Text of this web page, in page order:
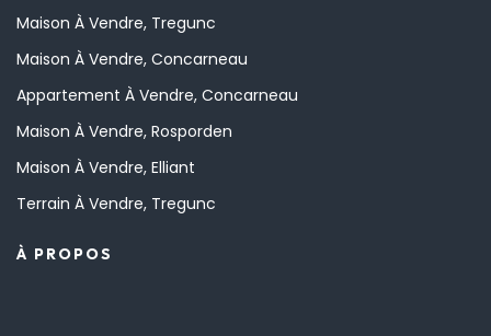
Maison À Vendre, Tregunc
Maison À Vendre, Concarneau
Appartement À Vendre, Concarneau
Maison À Vendre, Rosporden
Maison À Vendre, Elliant
Terrain À Vendre, Tregunc
À PROPOS